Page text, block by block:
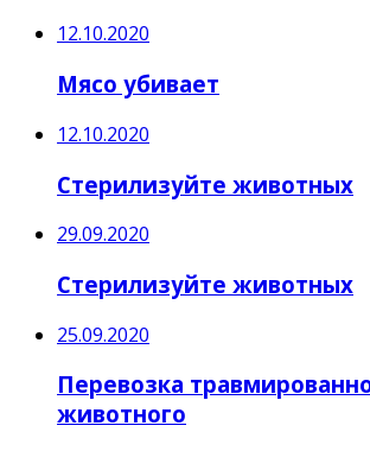
12.10.2020
Мясо убивает
12.10.2020
Стерилизуйте животных
29.09.2020
Стерилизуйте животных
25.09.2020
Перевозка
животного